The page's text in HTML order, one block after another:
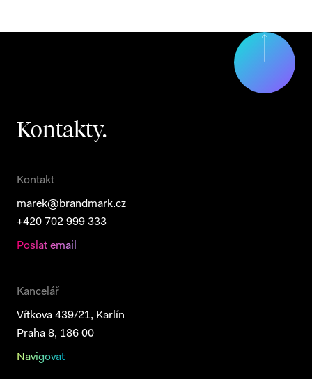
Kontakty.
Kontakt
marek@brandmark.cz
+420 702 999 333
Poslat email
Kancelář
Vítkova 439/21, Karlín
Praha 8, 186 00
Navigovat